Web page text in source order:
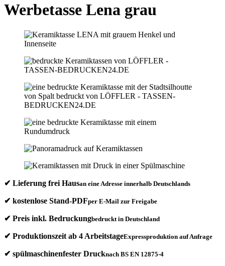
Werbetasse Lena grau
✔ Lieferung frei Hausan eine Adresse innerhalb Deutschlands
✔ kostenlose Stand-PDFper E-Mail zur Freigabe
✔ Preis inkl. Bedruckungbedruckt in Deutschland
✔ Produktionszeit ab 4 ArbeitstageExpressproduktion auf Anfrage
✔ spülmaschinenfester Drucknach BS EN 12875-4